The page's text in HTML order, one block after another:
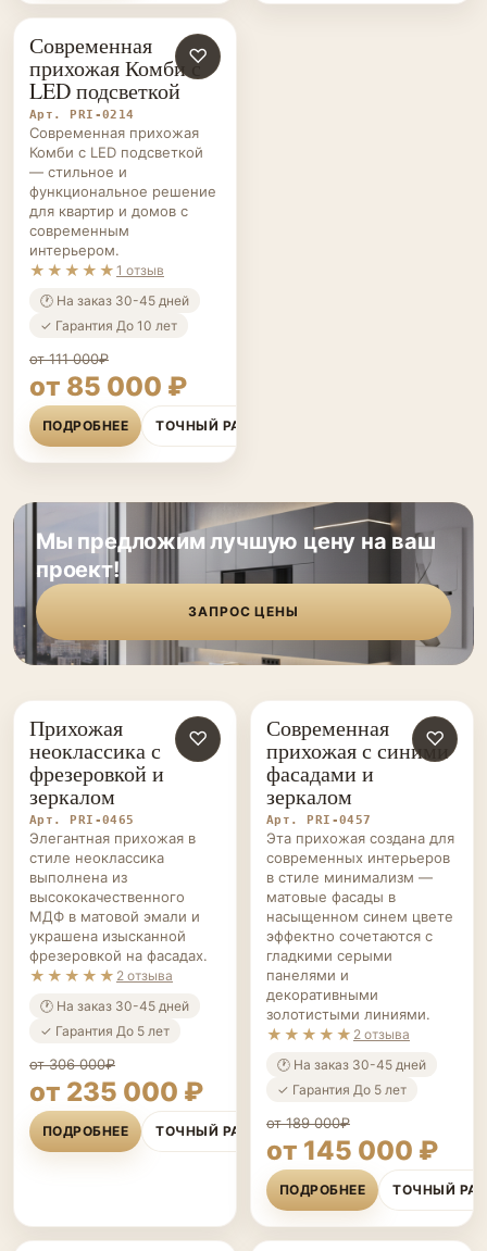
ПРИХОЖИЕ НА ЗАКАЗ
♡
Современная
прихожая Комби с
LED подсветкой
Арт. PRI-0214
Современная прихожая
Комби с LED подсветкой
— стильное и
функциональное решение
для квартир и домов с
современным
интерьером.
★★★★★ 1 отзыв
🕐 На заказ 30-45 дней
✓ Гарантия До 10 лет
от 111 000₽
от 85 000 ₽
ПОДРОБНЕЕ ТОЧНЫЙ РАСЧЁТ
Мы предложим лучшую цену на ваш
проект!
ЗАПРОС ЦЕНЫ
ПРИХОЖИЕ НА ЗАКАЗ
♡
Прихожая
неоклассика с
фрезеровкой и
зеркалом
Арт. PRI-0465
Элегантная прихожая в
стиле неоклассика
выполнена из
высококачественного
МДФ в матовой эмали и
украшена изысканной
фрезеровкой на фасадах.
★★★★★ 2 отзыва
🕐 На заказ 30-45 дней
✓ Гарантия До 5 лет
от 306 000₽
от 235 000 ₽
ПОДРОБНЕЕ ТОЧНЫЙ РАСЧЁТ
ПРИХОЖИЕ НА ЗАКАЗ
♡
Современная
прихожая с синими
фасадами и
зеркалом
Арт. PRI-0457
Эта прихожая создана для
современных интерьеров
в стиле минимализм —
матовые фасады в
насыщенном синем цвете
эффектно сочетаются с
гладкими серыми
панелями и
декоративными
золотистыми линиями.
★★★★★ 2 отзыва
🕐 На заказ 30-45 дней
✓ Гарантия До 5 лет
от 189 000₽
от 145 000 ₽
ПОДРОБНЕЕ ТОЧНЫЙ